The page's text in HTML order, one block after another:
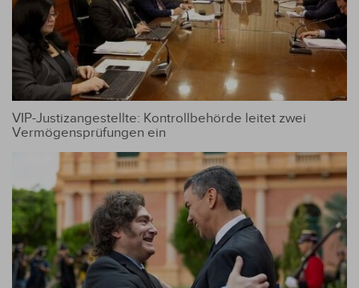
VIP-Justizangestellte: Kontrollbehörde leitet zwei
Vermögensprüfungen ein